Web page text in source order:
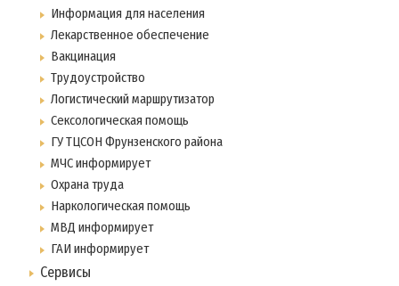
Информация для населения
Лекарственное обеспечение
Вакцинация
Трудоустройство
Логистический маршрутизатор
Сексологическая помощь
ГУ ТЦСОН Фрунзенского района
МЧС информирует
Охрана труда
Наркологическая помощь
МВД информирует
ГАИ информирует
Сервисы